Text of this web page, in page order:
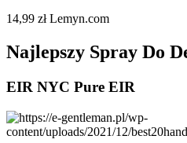
14,99 zł Lemyn.com
Najlepszy Spray Do
EIR NYC Pure EIR